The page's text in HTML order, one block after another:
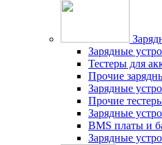
Зарядные
Тестеры для
Прочие
Зарядные
Прочие
Зарядные
BMS платы и
Зарядные